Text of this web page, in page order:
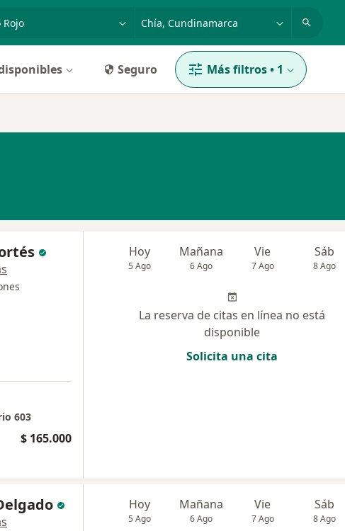
enfermedad o nombrep. ej. Bogotá
Seguro Más filtros• 1
603
$ 165.000
Hoy
5 Ago
Mañana
6 Ago
Vie
7 Ago
Sáb
8 Ago
La reserva de citas en línea no está
disponible
Solicita una cita
Hoy
5 Ago
Mañana
6 Ago
Vie
7 Ago
Sáb
8 Ago